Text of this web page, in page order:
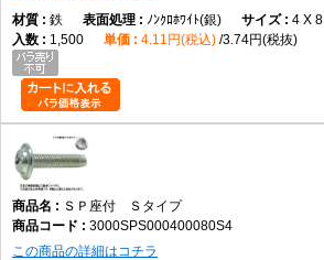
鉄
ﾉﾝｸﾛﾎﾜｲﾄ(銀) 4 X 8
1,500
4.11円(税込) 3.74円(税抜)
ＳＰ座付 Ｓタイプ
3000SPS000400080S4
この商品の詳細はコチラ